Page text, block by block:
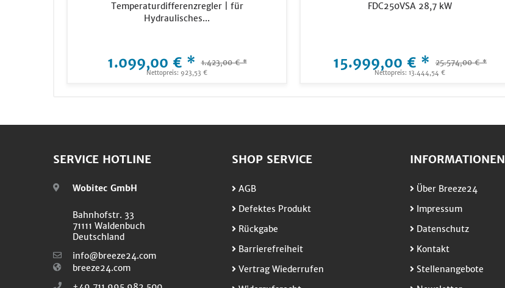
Temperaturdifferenzregler | für
Hydraulisches...
1.099,00 € * 1.423,00 € *
Nettopreis: 923,53 €
FDC250VSA 28,7 kW
15.999,00 € * 25.574,00 € *
Nettopreis: 13.444,54 €
SERVICE HOTLINE
Wobitec GmbH
Bahnhofstr. 33
71111 Waldenbuch
Deutschland
info@breeze24.com
breeze24.com
SHOP SERVICE
AGB
Defektes Produkt
Rückgabe
Barrierefreiheit
Vertrag Wiederrufen
INFORMATIONEN
Über Breeze24
Impressum
Datenschutz
Kontakt
Stellenangebote